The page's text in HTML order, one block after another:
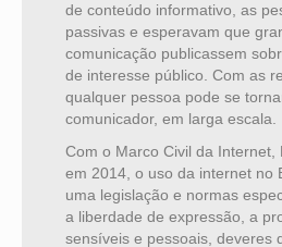
de conteúdo informativo, as
passivas e esperavam que
comunicação publicassem
de interesse público. Com as
qualquer pessoa pode se
comunicador, em larga escala.
Com o Marco Civil da Internet,
em 2014, o uso da internet no
uma legislação e normas
a liberdade de expressão, a
sensíveis e pessoais, deveres